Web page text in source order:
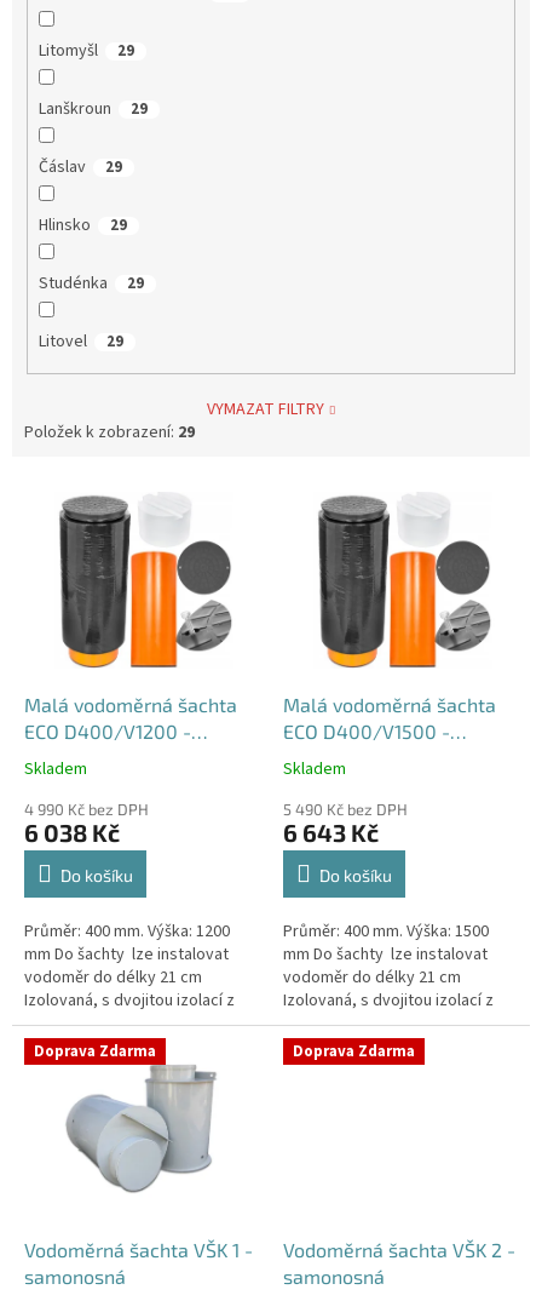
Litomyšl 29
Lanškroun 29
Čáslav 29
Hlinsko 29
Studénka 29
Litovel 29
VYMAZAT FILTRY
Položek k zobrazení: 29
Malá vodoměrná šachta
ECO D400/V1200 -
samonosná
Průměrné
produktu
je
4,5
hvězdiček.
Skladem
4 990 Kč bez DPH
6 038 Kč
Do košíku
Průměr: 400 mm. Výška: 1200
mm Do šachty lze instalovat
vodoměr do délky 21 cm
Izolovaná, s dvojitou izolací z
tvrzeného
polystyrenuSamonosná
vodoměrná šachta DN400 -...
Malá vodoměrná šachta
ECO D400/V1500 -
samonosná
Průměrné
produktu
je
4,6
hvězdiček.
Skladem
5 490 Kč bez DPH
6 643 Kč
Do košíku
Průměr: 400 mm. Výška: 1500
mm Do šachty lze instalovat
vodoměr do délky 21 cm
Izolovaná, s dvojitou izolací z
tvrzeného
polystyrenuSamonosná
vodoměrná šachta DN400 -...
Doprava Zdarma
Vodoměrná šachta VŠK 1 -
samonosná
Doprava Zdarma
Vodoměrná šachta VŠK 2 -
samonosná